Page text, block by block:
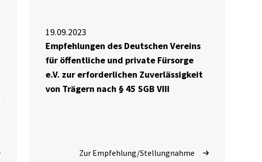
19.09.2023
Empfehlungen des Deutschen Vereins
für öffentliche und private Fürsorge
e.V. zur erforderlichen Zuverlässigkeit
von Trägern nach § 45 SGB VIII
Zur Empfehlung/Stellungnahme